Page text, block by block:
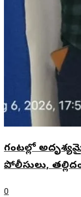
గంటల్లో
పోలీసులు,
0